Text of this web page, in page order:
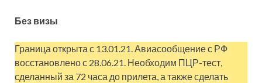
Без визы
Граница открыта с 13.01.21. Авиасообщение с РФ
восстановлено с 28.06.21. Необходим ПЦР-тест,
сделанный за 72 часа до прилета, а также сделать